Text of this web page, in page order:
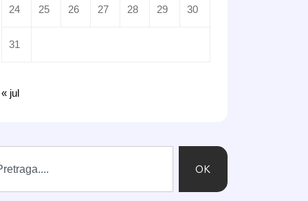
24 25 26 27 28 29 30
31
« jul
OK